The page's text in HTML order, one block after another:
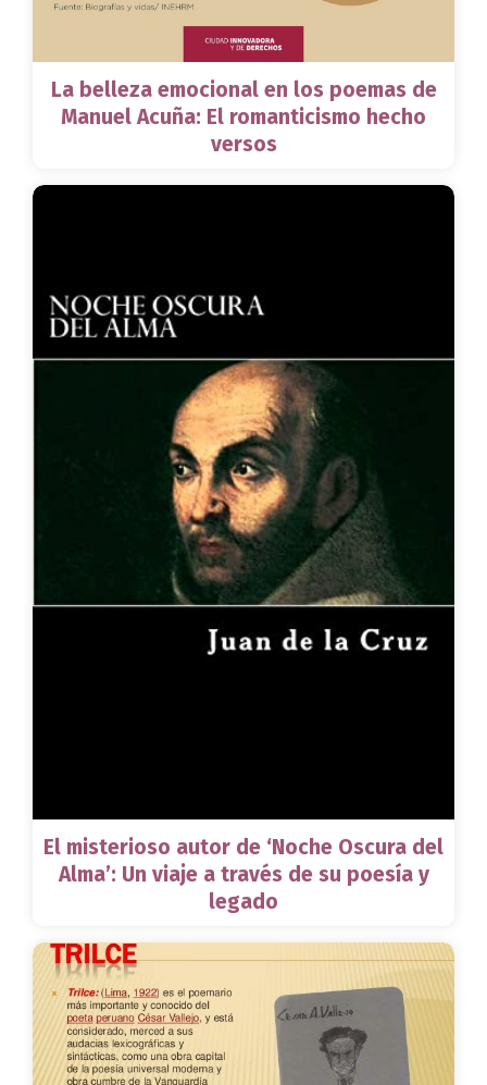
La belleza emocional en los poemas de
Manuel Acuña: El romanticismo hecho
versos
El misterioso autor de ‘Noche Oscura del
Alma’: Un viaje a través de su poesía y
legado